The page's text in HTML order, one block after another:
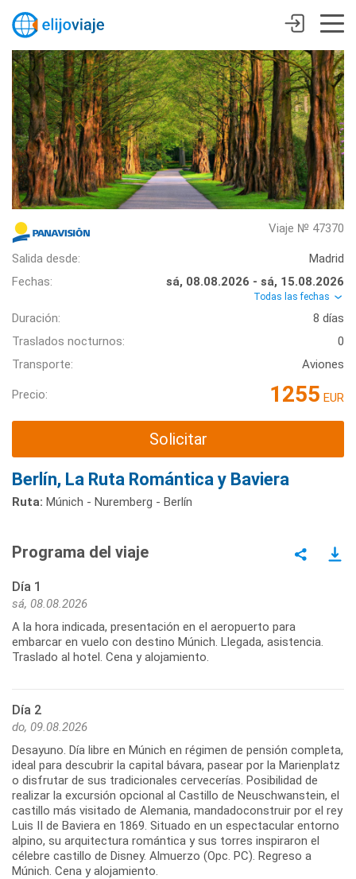
Viaje № 47370
Salida desde:
Madrid
Fechas:
sá, 08.08.2026 - sá, 15.08.2026
Todas las fechas
Duración:
8 días
Traslados nocturnos:
0
Transporte:
Aviones
Precio: 1255 EUR
Solicitar
Berlín, La Ruta Romántica y Baviera
Ruta: Múnich - Nuremberg - Berlín
Programa del viaje
Día 1
sá, 08.08.2026
A la hora indicada, presentación en el aeropuerto para
embarcar en vuelo con destino Múnich. Llegada, asistencia.
Traslado al hotel. Cena y alojamiento.
Día 2
do, 09.08.2026
Desayuno. Día libre en Múnich en régimen de pensión completa,
ideal para descubrir la capital bávara, pasear por la Marienplatz
o disfrutar de sus tradicionales cervecerías. Posibilidad de
realizar la excursión opcional al Castillo de Neuschwanstein, el
castillo más visitado de Alemania, mandadoconstruir por el rey
Luis II de Baviera en 1869. Situado en un espectacular entorno
alpino, su arquitectura romántica y sus torres inspiraron el
célebre castillo de Disney. Almuerzo (Opc. PC). Regreso a
Múnich. Cena y alojamiento.